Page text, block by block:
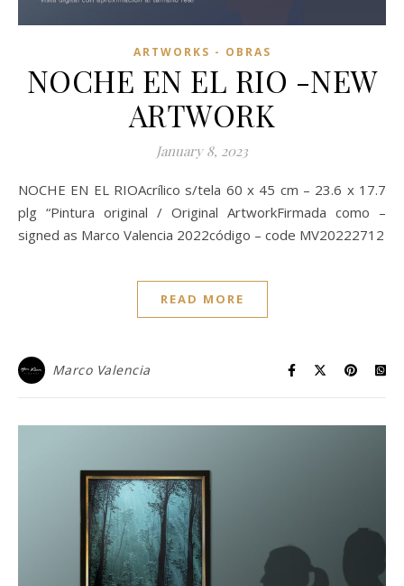
ARTWORKS - OBRAS
NOCHE EN EL RIO -NEW
ARTWORK
January 8, 2023
NOCHE EN EL RIOAcrílico s/tela 60 x 45 cm – 23.6 x 17.7
plg “Pintura original / Original ArtworkFirmada como –
signed as Marco Valencia 2022código – code MV20222712
READ MORE
Marco Valencia